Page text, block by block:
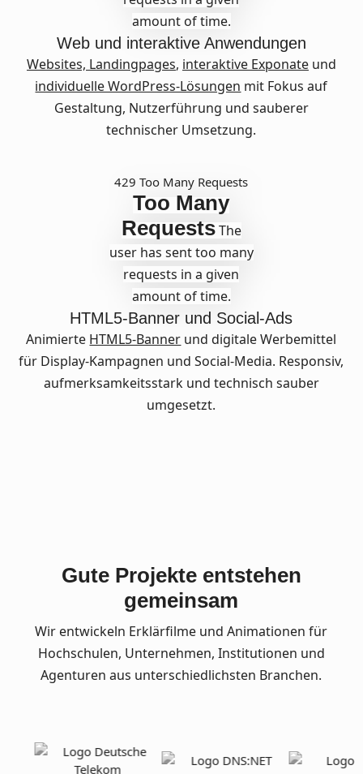
amount of time.
Web und interaktive Anwendungen
Websites, Landingpages, interaktive Exponateund
individuelle WordPress-Lösungen mit Fokus auf
Gestaltung, Nutzerführung und sauberer
technischer Umsetzung.
429 Too Many Requests
Too Many
RequestsThe
user has sent too many
requests in a given
amount of time.
HTML5-Banner und Social-Ads
Animierte HTML5-Banner und digitale Werbemittel
für Display-Kampagnen und Social-Media. Responsiv,
aufmerksamkeitsstark und technisch sauber
umgesetzt.
Gute Projekte entstehen
gemeinsam
Wir entwickeln Erklärfilme und Animationen für
Hochschulen, Unternehmen, Institutionen und
Agenturen aus unterschiedlichsten Branchen.